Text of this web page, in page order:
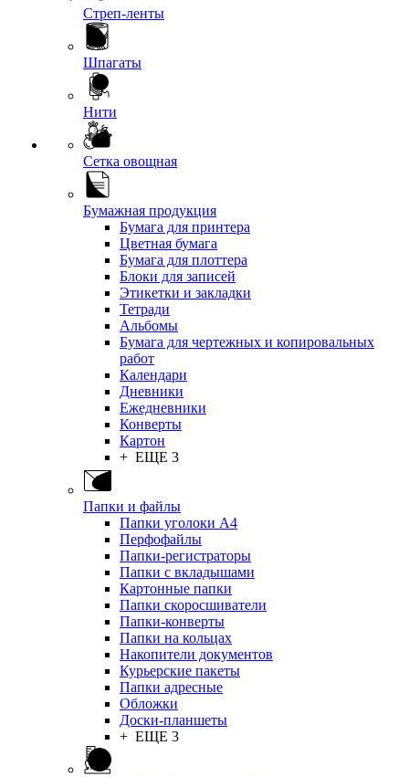
Стреп-ленты
Шпагаты
Нити
Сетка овощная
Бумажная продукция
Бумага для принтера
Цветная бумага
Бумага для плоттера
Блоки для записей
Этикетки и закладки
Тетради
Альбомы
Бумага для чертежных и копировальных
работ
Календари
Дневники
Ежедневники
Конверты
Картон
+ ЕЩЕ 3
Папки и файлы
Папки уголоки А4
Перфофайлы
Папки-регистраторы
Папки с вкладышами
Картонные папки
Папки скоросшиватели
Папки-конверты
Папки на кольцах
Накопители документов
Курьерские пакеты
Папки адресные
Обложки
Доски-планшеты
+ ЕЩЕ 3